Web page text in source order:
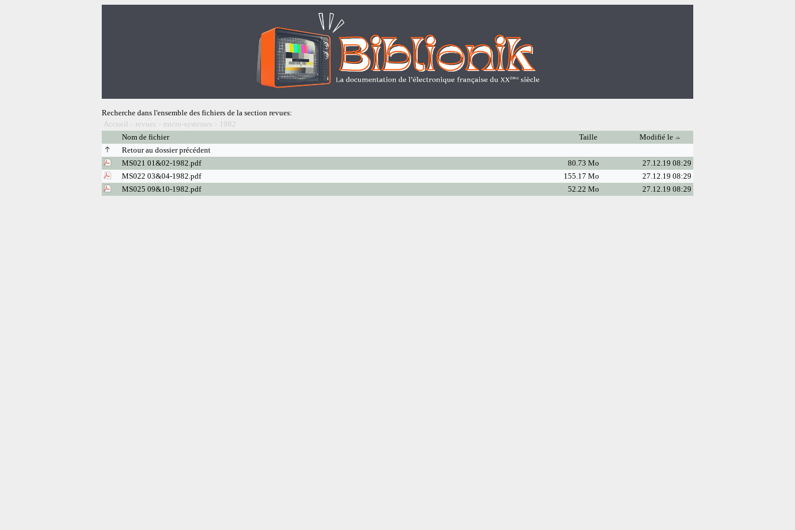
Recherche dans l'ensemble des fichiers de la section revues:
Accueil
> revues > micro-systemes >
1982
Nom de fichier
Taille
Modifié le
Retour au dossier précédent
MS021 01&02-1982.pdf
80.73 Mo
27.12.19 08:29
MS022 03&04-1982.pdf
155.17 Mo
27.12.19 08:29
MS025 09&10-1982.pdf
52.22 Mo 27.12.19 08:29